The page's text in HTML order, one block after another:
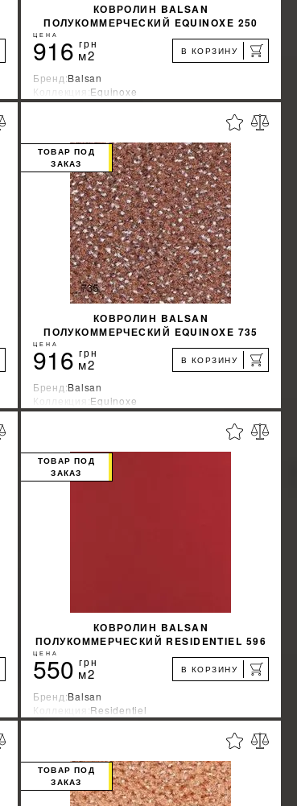
КОВРОЛИН BALSAN
ПОЛУКОММЕРЧЕСКИЙ EQUINOXE 250
ЦЕНА
916 грн
м2 В КОРЗИНУ
Бренд:Balsan
Коллекция:Equinoxe
Страна-производитель:Франция
УЗНАТЬ СВОЮ СКИДКУ %
КУПИТЬ
КОВРОЛИН BALSAN
ПОЛУКОММЕРЧЕСКИЙ EQUINOXE 735
ТОВАР ПОД
ЗАКАЗ
ЦЕНА
916 грн
м2 В КОРЗИНУ
Бренд:Balsan
Коллекция:Equinoxe
Страна-производитель:Франция
УЗНАТЬ СВОЮ СКИДКУ %
КОВРОЛИН BALSAN
ПОЛУКОММЕРЧЕСКИЙ RESIDENTIEL 596
КРАСНЫЙ
ТОВАР ПОД
ЗАКАЗ
ЦЕНА
550 грн
м2 В КОРЗИНУ
Бренд:Balsan
Коллекция:Residentiel
Страна-производитель:Франция
УЗНАТЬ СВОЮ СКИДКУ %
КУПИТЬ
ТОВАР ПОД
ЗАКАЗ